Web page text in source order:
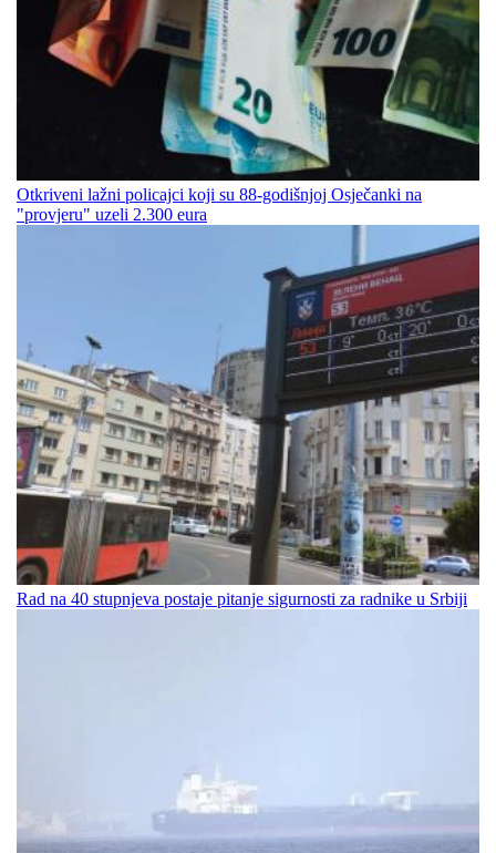
Otkriveni lažni policajci koji su 88-godišnjoj Osječanki na
"provjeru" uzeli 2.300 eura
Rad na 40 stupnjeva postaje pitanje sigurnosti za radnike u Srbiji